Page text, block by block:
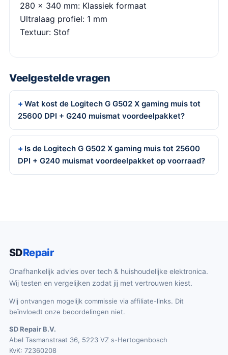
280 x 340 mm: Klassiek formaat
Ultralaag profiel: 1 mm
Textuur: Stof
Veelgestelde vragen
Wat kost de Logitech G G502 X gaming muis tot
25600 DPI + G240 muismat voordeelpakket?
Is de Logitech G G502 X gaming muis tot 25600
DPI + G240 muismat voordeelpakket op voorraad?
SDRepair
Onafhankelijk advies over tech & huishoudelijke elektronica.
Wij testen en vergelijken zodat jij met vertrouwen kiest.
Wij ontvangen mogelijk commissie via affiliate-links. Dit
beïnvloedt onze beoordelingen niet.
SD Repair B.V.
Abel Tasmanstraat 36, 5223 VZ s-Hertogenbosch
KvK: 72360208